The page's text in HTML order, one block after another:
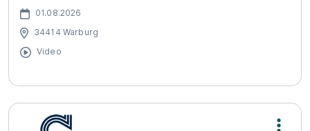
01.08.2026
34414 Warburg
Video